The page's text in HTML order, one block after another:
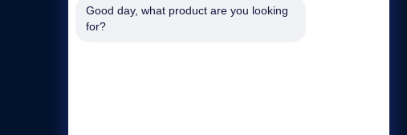
Good day, what product are you looking
for?